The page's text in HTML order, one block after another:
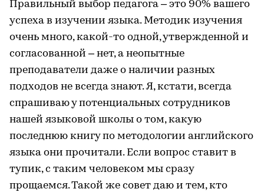
Правильный выбор педагога – это 90% вашего
успеха в изучении языка. Методик изучения
очень много, какой-то одной, утвержденной и
согласованной – нет, а неопытные
преподаватели даже о наличии разных
подходов не всегда знают. Я, кстати, всегда
спрашиваю у потенциальных сотрудников
нашей языковой школы о том, какую
последнюю книгу по методологии английского
языка они прочитали. Если вопрос ставит в
тупик, с таким человеком мы сразу
прощаемся. Такой же совет даю и тем, кто